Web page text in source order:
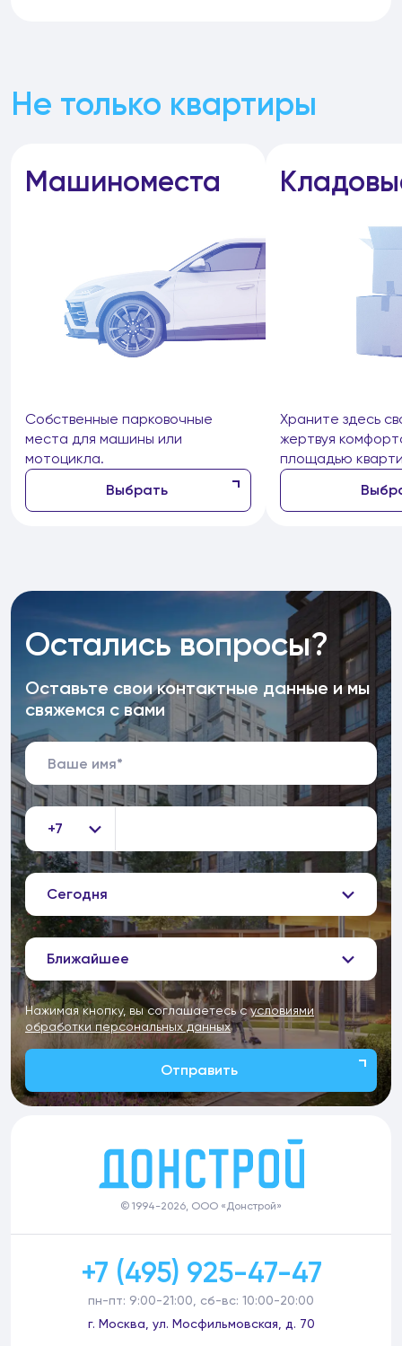
Не только квартиры
Машиноместа
Собственные парковочные
места для машины или
мотоцикла.
Выбрать
Храните здесь
жертвуя
площадью
Остались вопросы?
Оставьте свои контактные данные и мы
свяжемся с вами
+7
Сегодня
Ближайшее
Нажимая кнопку, вы соглашаетесь сусловиями
обработки персональных данных
Отправить
© 1994-2026, ООО «Донстрой»
+7 (495) 925-47-47
пн-пт: 9:00-21:00, сб-вс: 10:00-20:00
г. Москва, ул. Мосфильмовская, д. 70